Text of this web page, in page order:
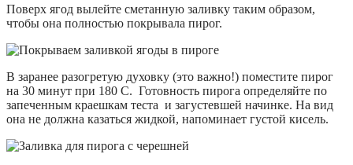
Поверх ягод вылейте сметанную заливку таким образом,
чтобы она полностью покрывала пирог.
В заранее разогретую духовку (это важно!) поместите пирог
на 30 минут при 180 С. Готовность пирога определяйте по
запеченным краешкам теста и загустевшей начинке. На вид
она не должна казаться жидкой, напоминает густой кисель.